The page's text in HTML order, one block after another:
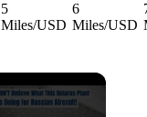
5
Miles/USD
6
Miles/USD